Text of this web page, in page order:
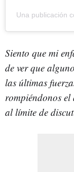
Una publicación
Siento que mi
de ver que
las últimas
rompiéndonos
al límite de